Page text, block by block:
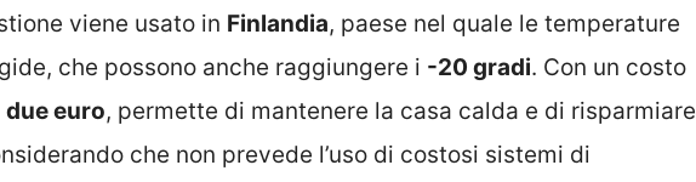
viene usato in Finlandia, paese nel quale le temperature
che possono anche raggiungere i -20 gradi. Con un costo
due euro, permette di mantenere la casa calda e di risparmiare
che non prevede l’uso di costosi sistemi di